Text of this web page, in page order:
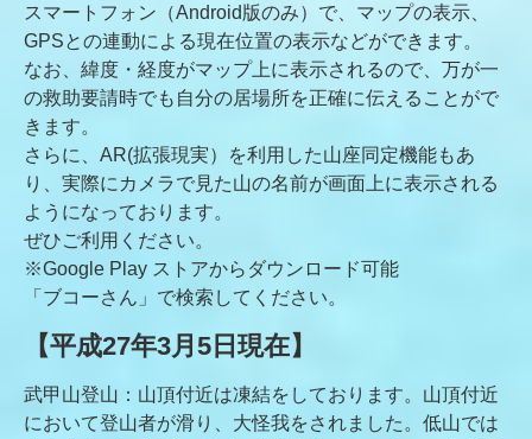
スマートフォン（Android版のみ）で、マップの表示、
GPSとの連動による現在位置の表示などができます。
なお、緯度・経度がマップ上に表示されるので、万が一
の救助要請時でも自分の居場所を正確に伝えることがで
きます。
さらに、AR(拡張現実）を利用した山座同定機能もあ
り、実際にカメラで見た山の名前が画面上に表示される
ようになっております。
ぜひご利用ください。
※Google Play ストアからダウンロード可能
「ブコーさん」で検索してください。
【平成27年3月5日現在】
武甲山登山：山頂付近は凍結をしております。山頂付近
において登山者が滑り、大怪我をされました。低山では